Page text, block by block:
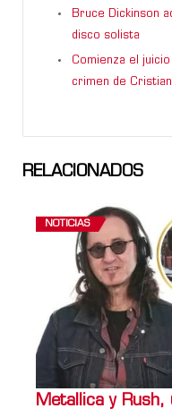
Bruce Dickinson
disco solista
Comienza el
crimen de
RELACIONADOS
NOTICIAS
Metallica y Rush,